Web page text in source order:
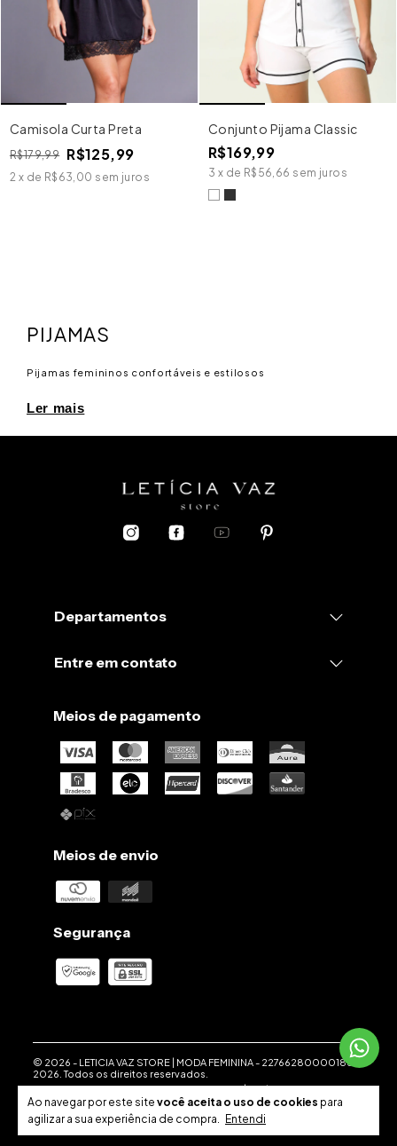
Ao navegar por este site você aceita o uso de cookies para
agilizar a sua experiência de compra. Entendi
Camisola Curta Preta
R$179,99 R$125,99
2 x de R$63,00 sem juros
Conjunto Pijama Classic
R$169,99
3 x de R$56,66 sem juros
PIJAMAS
Pijamas femininos confortáveis e estilosos
Ler mais
Departamentos
Entre em contato
Meios de pagamento
Meios de envio
Segurança
© 2026 - LETICIA VAZ STORE | MODA FEMININA- 22766280000186
-
2026. Todos os direitos reservados.
Desenvolvido em parceria com aWeethub|Política de
Privacidade.